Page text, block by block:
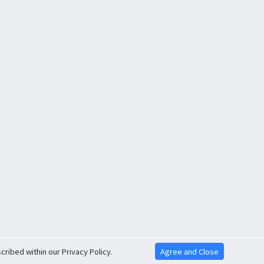
within our Privacy Policy. Agree and Close